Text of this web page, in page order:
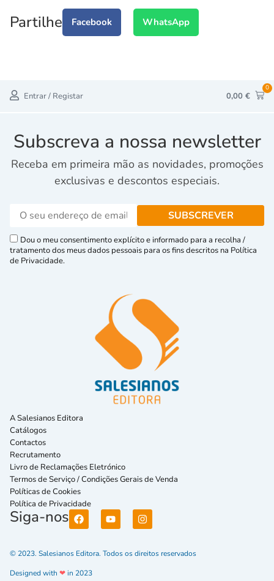
Partilhe Facebook WhatsApp
Entrar / Registar 0,00 €
0
Subscreva a nossa newsletter
Receba em primeira mão as novidades, promoções
exclusivas e descontos especiais.
Dou o meu consentimento explícito e informado para a recolha /
tratamento dos meus dados pessoais para os fins descritos na Política
de Privacidade.
A Salesianos Editora
Catálogos
Contactos
Recrutamento
Livro de Reclamações Eletrónico
Termos de Serviço / Condições Gerais de Venda
Políticas de Cookies
Política de Privacidade
Siga-nos
© 2023. Salesianos Editora. Todos os direitos reservados
Designed with ❤in 2023